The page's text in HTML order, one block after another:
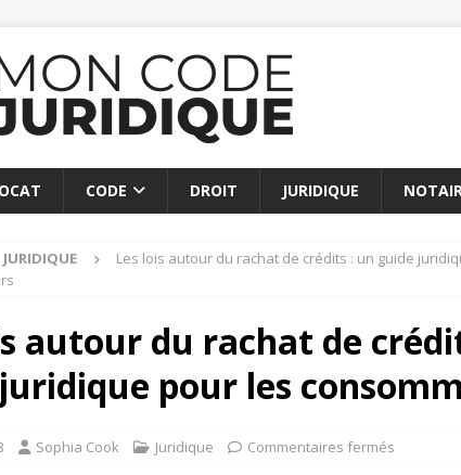
CODE DROIT JURIDIQUE
JURIDIQUE
Les lois autour du rachat de crédits : un guide
autour du rachat de
pour les
Sophia Cook Juridique Commentaires fermés